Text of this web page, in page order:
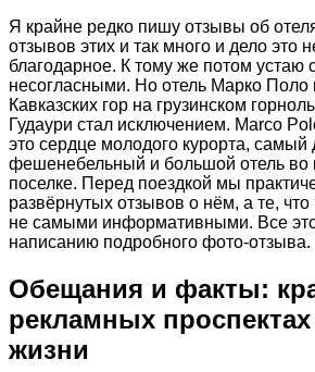
Я крайне редко пишу отзывы об
отзывов этих и так много и дело это
благодарное. К тому же потом устаю
несогласными. Но отель Марко Поло
Кавказских гор на грузинском
Гудаури стал исключением. Marco
это сердце молодого курорта, самый
фешенебельный и большой отель во
поселке. Перед поездкой мы
развёрнутых отзывов о нём, а те,
не самыми информативными. Все
написанию подробного фото-отзыва.
Обещания и факты:
рекламных
жизни